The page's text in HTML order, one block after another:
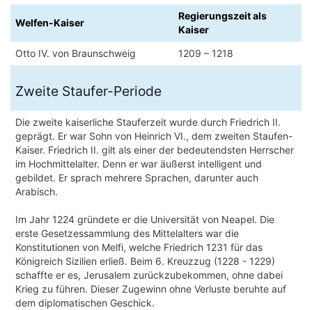
Welfen-Kaiser
Regierungszeit als
Kaiser
Otto IV. von Braunschweig
1209 – 1218
Zweite Staufer-Periode
Die zweite kaiserliche Stauferzeit wurde durch Friedrich II.
geprägt. Er war Sohn von Heinrich VI., dem zweiten Staufen-
Kaiser. Friedrich II. gilt als einer der bedeutendsten Herrscher
im Hochmittelalter. Denn er war äußerst intelligent und
gebildet. Er sprach mehrere Sprachen, darunter auch
Arabisch.
Im Jahr 1224 gründete er die Universität von Neapel. Die
erste Gesetzessammlung des Mittelalters war die
Konstitutionen von Melfi, welche Friedrich 1231 für das
Königreich Sizilien erließ. Beim 6. Kreuzzug (1228 - 1229)
schaffte er es, Jerusalem zurückzubekommen, ohne dabei
Krieg zu führen. Dieser Zugewinn ohne Verluste beruhte auf
dem diplomatischen Geschick.